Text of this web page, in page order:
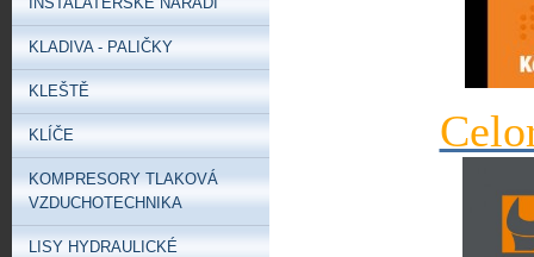
KLADIVA - PALIČKY
KLEŠTĚ
KLÍČE
KOMPRESORY TLAKOVÁ
VZDUCHOTECHNIKA
LISY HYDRAULICKÉ